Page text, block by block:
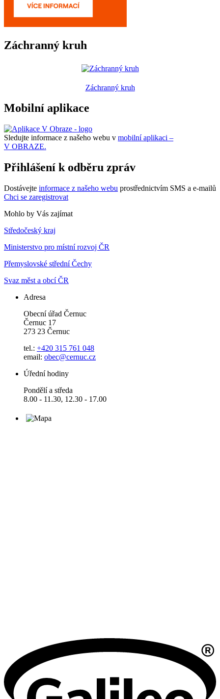
Záchranný kruh
Záchranný kruh
Mobilní aplikace
Sledujte informace z našeho webu v mobilní aplikaci –
V OBRAZE.
Přihlášení k odběru zpráv
Dostávejte informace z našeho webu prostřednictvím SMS a e-mailů
Chci se zaregistrovat
Mohlo by Vás zajímat
Středočeský kraj
Ministerstvo pro místní rozvoj ČR
Přemyslovské střední Čechy
Svaz měst a obcí ČR
Adresa
Obecní úřad Černuc
Černuc 17
273 23 Černuc
tel.: +420 315 761 048
email: obec@cernuc.cz
Úřední hodiny
Pondělí a středa
8.00 - 11.30, 12.30 - 17.00